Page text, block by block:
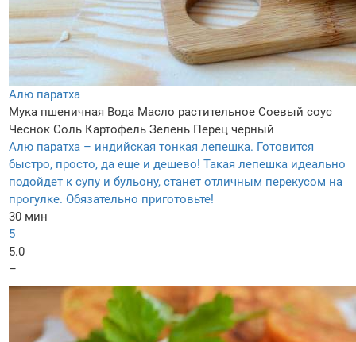
Алю паратха
Мука пшеничная Вода Масло растительное Соевый соус
Чеснок Соль Картофель Зелень Перец черный
Алю паратха – индийская тонкая лепешка. Готовится
быстро, просто, да еще и дешево! Такая лепешка идеально
подойдет к супу и бульону, станет отличным перекусом на
прогулке. Обязательно приготовьте!
30 мин
5
5.0
–